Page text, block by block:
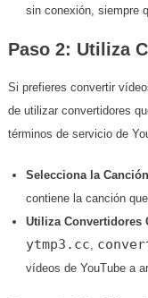
sin conexión, siempre
Paso 2: Utiliza
Si prefieres convertir
de utilizar convertidores
términos de servicio de
Selecciona la Canción
contiene la canción
Utiliza Convertidores
ytmp3.cc,
vídeos de YouTube a